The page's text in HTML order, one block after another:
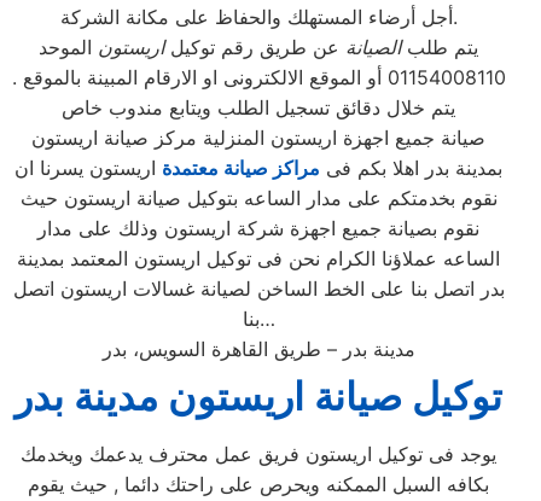
أجل أرضاء المستهلك والحفاظ على مكانة الشركة.
يتم طلبالصيانة عن طريق رقم توكيلاريستون الموحد
01154008110 أو الموقع الالكترونى او الارقام المبينة بالموقع .
يتم خلال دقائق تسجيل الطلب ويتابع مندوب خاص
صيانة جميع اجهزة اريستون المنزلية مركز صيانة اريستون
بمدينة بدر اهلا بكم فى مراكز صيانة معتمدة اريستون يسرنا ان
نقوم بخدمتكم على مدار الساعه بتوكيل صيانة اريستون حيث
نقوم بصيانة جميع اجهزة شركة اريستون وذلك على مدار
الساعه عملاؤنا الكرام نحن فى توكيل اريستون المعتمد بمدينة
بدر اتصل بنا على الخط الساخن لصيانة غسالات اريستون اتصل
بنا…
مدينة بدر – طريق القاهرة السويس، بدر
توكيل صيانة اريستون مدينة بدر
يوجد فى توكيل اريستون فريق عمل محترف يدعمك ويخدمك
بكافه السبل الممكنه ويحرص على راحتك دائما , حيث يقوم